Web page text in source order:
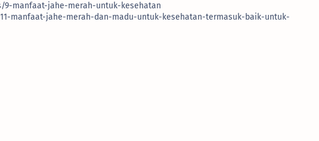
manfaat-jahe-merah-untuk-kesehatan
manfaat-jahe-merah-dan-madu-untuk-kesehatan-termasuk-baik-untuk-